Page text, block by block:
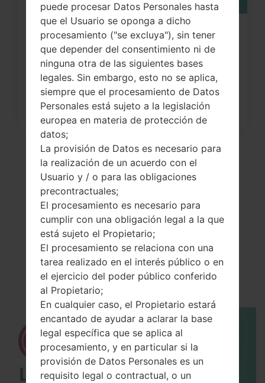
¿Cómo restablecer datos de fábrica
a través del menú...
El vídeo
LGB220(LGB220)
puede procesar Datos Personales hasta
que el Usuario se oponga a dicho
procesamiento ("se excluya"), sin tener
que depender del consentimiento ni de
ninguna otra de las siguientes bases
legales. Sin embargo, esto no se aplica,
siempre que el procesamiento de Datos
Personales está sujeto a la legislación
europea en materia de protección de
datos;
La provisión de Datos es necesario para
la realización de un acuerdo con el
Usuario y / o para las obligaciones
precontractuales;
El procesamiento es necesario para
cumplir con una obligación legal a la que
está sujeto el Propietario;
El procesamiento se relaciona con una
tarea realizado en el interés público o en
el ejercicio del poder público conferido
al Propietario;
En cualquier caso, el Propietario estará
encantado de ayudar a aclarar la base
legal específica que se aplica al
procesamiento, y en particular si la
provisión de Datos Personales es un
requisito legal o contractual, o un